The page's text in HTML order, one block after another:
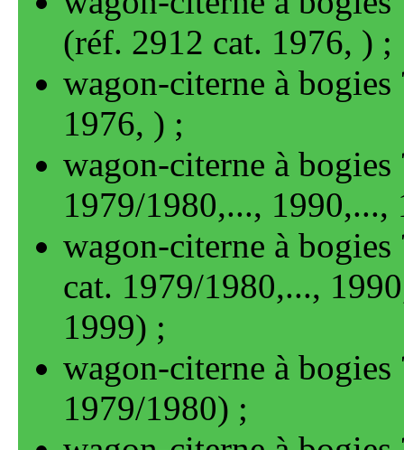
(réf. 2912 cat. 1976, )
wagon-citerne à
1976, )
wagon-citerne à
1979/1980,..., 1990,...,
wagon-citerne à
cat. 1979/1980,..., 1990
1999)
wagon-citerne à bogies
1979/1980)